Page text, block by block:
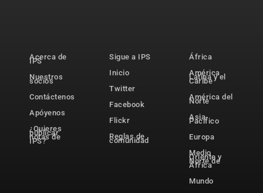
Acerca de
IPS
Nuestros
socios
Contáctenos
Apóyenos
¿Quieres
publicar
notas de
IPS?
Sigue a IPS
Inicio
Twitter
Facebook
Flickr
Reglas de
comunidad
África
América
Latina y el
Caribe
América del
Norte
Asia-
Pacífico
Europa
Medio
Oriente y
Norte de
África
Mundo